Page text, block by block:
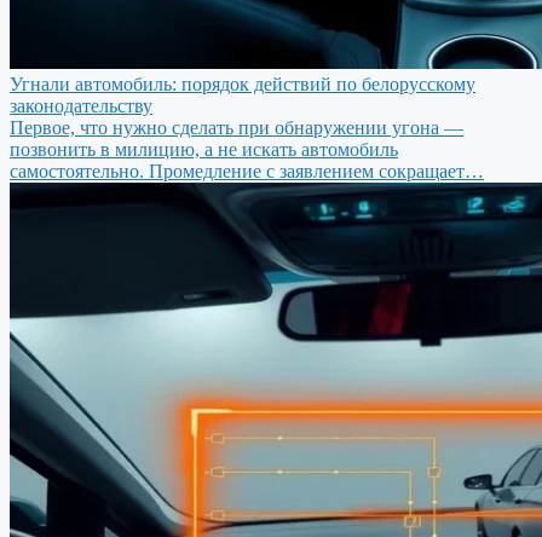
Угнали автомобиль: порядок действий по белорусскому
законодательству
Первое, что нужно сделать при обнаружении угона —
позвонить в милицию, а не искать автомобиль
самостоятельно. Промедление с заявлением сокращает…